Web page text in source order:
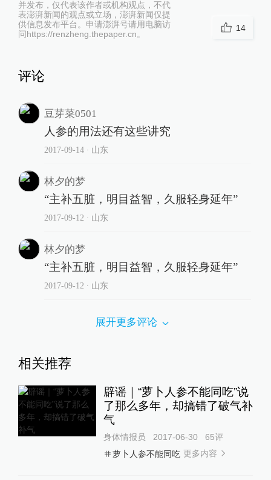
并发布，仅代表该作者或机构观点，不代
表澎湃新闻的观点或立场，澎湃新闻仅提
供信息发布平台。申请澎湃号请用电脑访
问https://renzheng.thepaper.cn。
14
评论
豆芽菜0501
人参的用法还有这些讲究
2017-09-14∙ 山东
林夕的梦
“主补五脏，明目益智，久服轻身延年”
2017-09-12 ∙ 山东
林夕的梦
“主补五脏，明目益智，久服轻身延年”
2017-09-12 ∙ 山东
展开更多评论
相关推荐
辟谣｜“萝卜人参不能同吃”说
了那么多年，却搞错了破气补
气
身体情报员 2017-06-30 65评
萝卜人参不能同吃 更多内容